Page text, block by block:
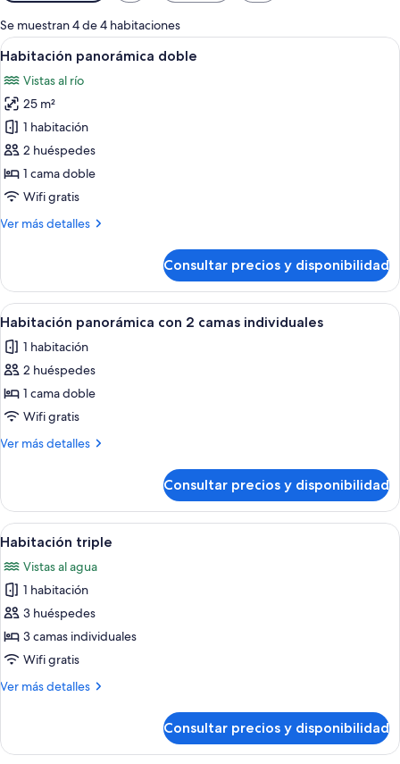
para
las
habitaciones
Se muestran 4 de 4 habitaciones
Abrir
todas
las
fotos
de
Habitación
panorámica
doble
Un dormitorio con cama, escritorio,
10
Habitación panorámica doble
Vistas al río
25 m²
1 habitación
2 huéspedes
1 cama doble
Wifi gratis
Ver más detalles
Más
panorámica
doble
Consultar precios y disponibilidad
Abrir
todas
las
fotos
de
Habitación
panorámica
camas
individuales
Una habitación con dos camas, un
7
Habitación panorámica con 2 camas individuales
1 habitación
2 huéspedes
1 cama doble
Wifi gratis
Ver más detalles
Más
panorámica
con
2
individuales
Consultar precios y disponibilidad
Abrir
todas
las
fotos
de
Habitación
triple
Habitación de hotel con dos camas,
4
Habitación triple
Vistas al agua
1 habitación
3 huéspedes
3 camas individuales
Wifi gratis
Ver más detalles
Más
triple
Consultar precios y disponibilidad